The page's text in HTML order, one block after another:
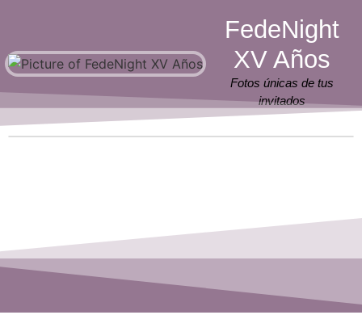
FedeNight
XV Años
Fotos únicas de tus
invitados